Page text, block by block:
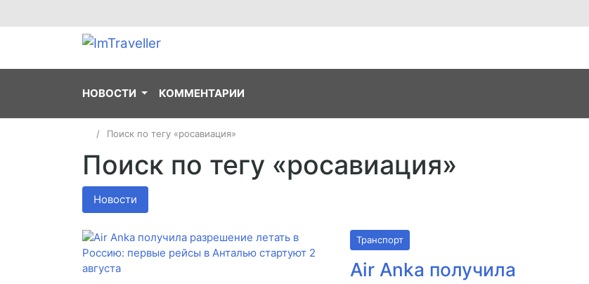
НОВОСТИ КОММЕНТАРИИ
Поиск по тегу «росавиация»
Поиск по тегу «росавиация»
Новости
Транспорт
Air Anka получила